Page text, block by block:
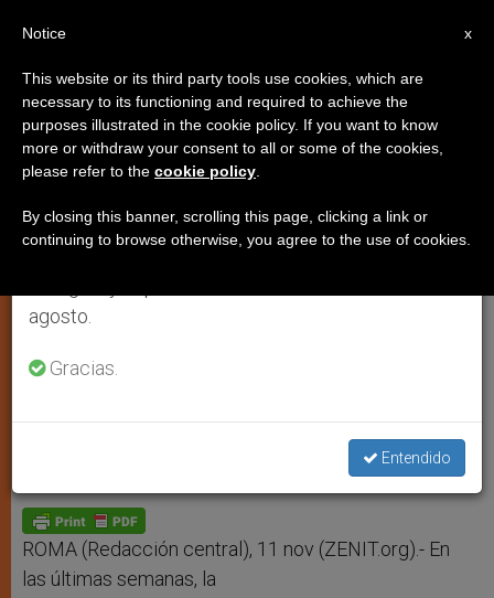
Filipinas: el presidente Estrada
en el torbellino político
parecen estar contados
NOVIEMBRE 13, 2000 00:00
h
A
p
p
e
n
g
e
r
a
o
o
k
w
e
h
ROMA (Redacción central), 11 nov (ZENIT.org).- En
las últimas semanas, la
×
Aviso importante
Del 27 de julio al 7 de agosto haremos la pausa
anual, aprovechando que en el periodo de verano
se generan menos informaciones y también el
agosto.
Gracias.
Entendido
x
Notice
This website or its third party tools use cookies, which are
necessary to its functioning and required to achieve the
purposes illustrated in the cookie policy. If you want to know
more or withdraw your consent to all or some of the cookies,
please refer to the cookie policy
By closing this banner, scrolling this page, clicking a link or
continuing to browse otherwise, you agree to the use of cookies.